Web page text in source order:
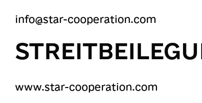
info@star-cooperation.com
www.star-cooperation.com